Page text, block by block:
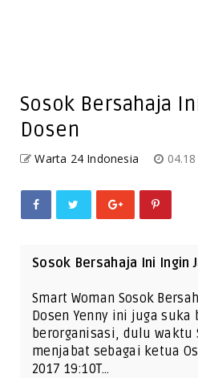
Sosok Bersahaja
Dosen
Warta 24 Indonesia 04.18
Sosok Bersahaja Ini Ingin
Smart Woman Sosok
Dosen Yenny ini juga suka
berorganisasi, dulu waktu
menjabat sebagai ketua
2017 19:10T…